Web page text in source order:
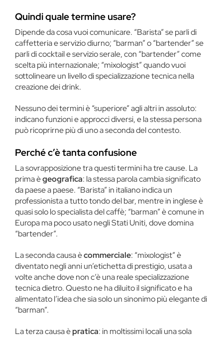
Quindi quale termine usare?
Dipende da cosa vuoi comunicare. “Barista” se parli di
caffetteria e servizio diurno; “barman” o “bartender” se
parli di cocktail e servizio serale, con “bartender” come
scelta più internazionale; “mixologist” quando vuoi
sottolineare un livello di specializzazione tecnica nella
creazione dei drink.
Nessuno dei termini è “superiore” agli altri in assoluto:
indicano funzioni e approcci diversi, e la stessa persona
può ricoprirne più di uno a seconda del contesto.
Perché c’è tanta confusione
La sovrapposizione tra questi termini ha tre cause. La
prima ègeografica: la stessa parola cambia significato
da paese a paese. “Barista” in italiano indica un
professionista a tutto tondo del bar, mentre in inglese è
quasi solo lo specialista del caffè; “barman” è comune in
Europa ma poco usato negli Stati Uniti, dove domina
“bartender”.
La seconda causa ècommerciale: “mixologist” è
diventato negli anni un’etichetta di prestigio, usata a
volte anche dove non c’è una reale specializzazione
tecnica dietro. Questo ne ha diluito il significato e ha
alimentato l’idea che sia solo un sinonimo più elegante di
“barman”.
La terza causa èpratica: in moltissimi locali una sola